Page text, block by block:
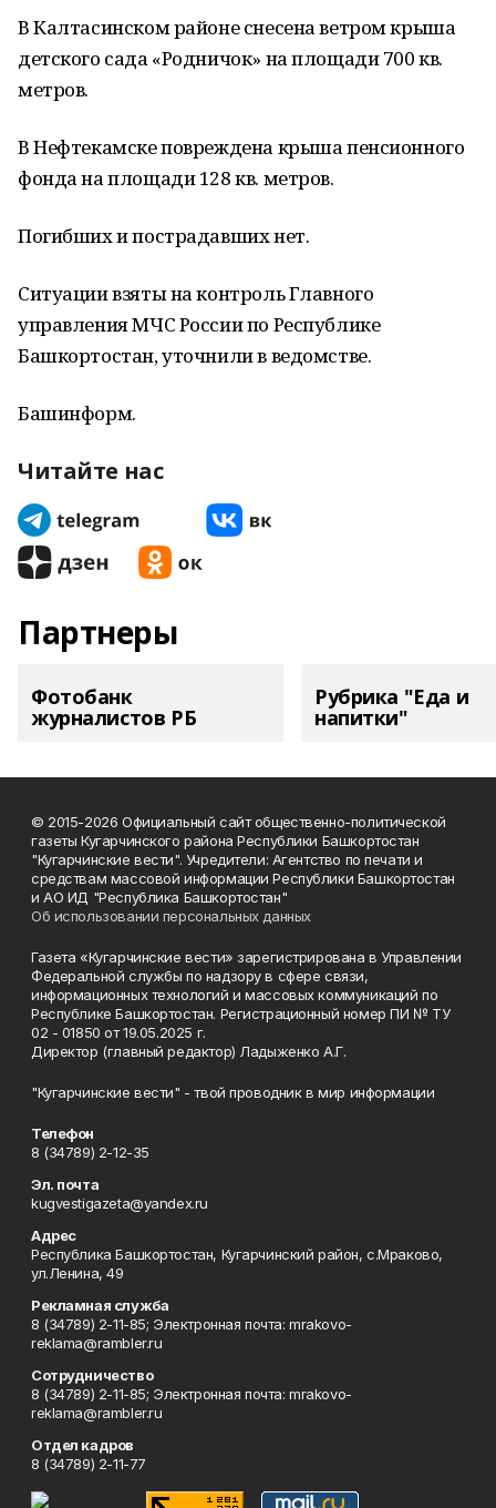
В Калтасинском районе снесена ветром крыша
детского сада «Родничок» на площади 700 кв.
метров.
В Нефтекамске повреждена крыша пенсионного
фонда на площади 128 кв. метров.
Погибших и пострадавших нет.
Ситуации взяты на контроль Главного
управления МЧС России по Республике
Башкортостан, уточнили в ведомстве.
Башинформ.
Читайте нас
Партнеры
Фотобанк
журналистов РБ
Рубрика "Еда и
напитки"
© 2015-2026 Официальный сайт общественно-политической
газеты Кугарчинского района Республики Башкортостан
"Кугарчинские вести". Учредители: Агентство по печати и
средствам массовой информации Республики Башкортостан
и АО ИД "Республика Башкортостан"
Об использовании персональных данных
Газета «Кугарчинские вести» зарегистрирована в Управлении
Федеральной службы по надзору в сфере связи,
информационных технологий и массовых коммуникаций по
Республике Башкортостан. Регистрационный номер ПИ № ТУ
02 - 01850 от 19.05.2025 г.
Директор (главный редактор) Ладыженко А.Г.
"Кугарчинские вести" - твой проводник в мир информации
Телефон
8 (34789) 2-12-35
Эл. почта
kugvestigazeta@yandex.ru
Адрес
Республика Башкортостан, Кугарчинский район, с.Мраково,
ул.Ленина, 49
Рекламная служба
8 (34789) 2-11-85; Электронная почта: mrakovo-
reklama@rambler.ru
Сотрудничество
8 (34789) 2-11-85; Электронная почта: mrakovo-
reklama@rambler.ru
Отдел кадров
8 (34789) 2-11-77